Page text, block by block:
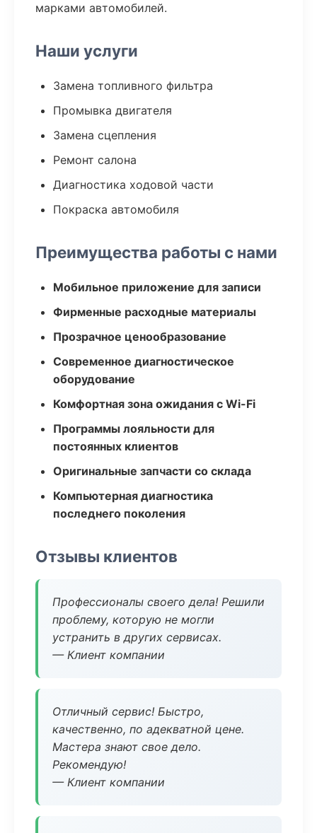
марками автомобилей.
Наши услуги
Замена топливного фильтра
Промывка двигателя
Замена сцепления
Ремонт салона
Диагностика ходовой части
Покраска автомобиля
Преимущества работы с нами
Мобильное приложение для записи
Фирменные расходные материалы
Прозрачное ценообразование
Современное диагностическое
оборудование
Комфортная зона ожидания с Wi-Fi
Программы лояльности для
постоянных клиентов
Оригинальные запчасти со склада
Компьютерная диагностика
последнего поколения
Отзывы клиентов
Профессионалы своего дела! Решили
проблему, которую не могли
устранить в других сервисах.
— Клиент компании
Отличный сервис! Быстро,
качественно, по адекватной цене.
Мастера знают свое дело.
Рекомендую!
— Клиент компании